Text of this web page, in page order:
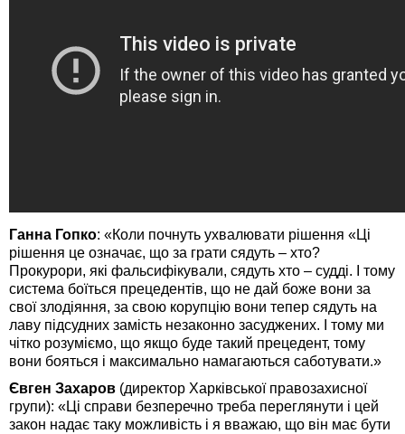
Ганна Гопко: «Коли почнуть ухвалювати рішення «Ці
рішення це означає, що за грати сядуть – хто?
Прокурори, які фальсифікували, сядуть хто – судді. І тому
система боїться прецедентів, що не дай боже вони за
свої злодіяння, за свою корупцію вони тепер сядуть на
лаву підсудних замість незаконно засуджених. І тому ми
чітко розуміємо, що якщо буде такий прецедент, тому
вони бояться і максимально намагаються саботувати.»
Євген Захаров (директор Харківської правозахисної
групи): «Ці справи безперечно треба переглянути і цей
закон надає таку можливість і я вважаю, що він має бути